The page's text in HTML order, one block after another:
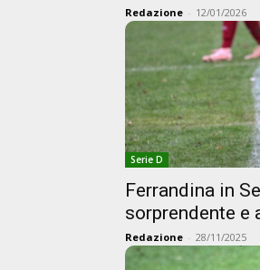
Redazione - 12/01/2026
Serie D
Ferrandina in
sorprendente e
Redazione - 28/11/2025